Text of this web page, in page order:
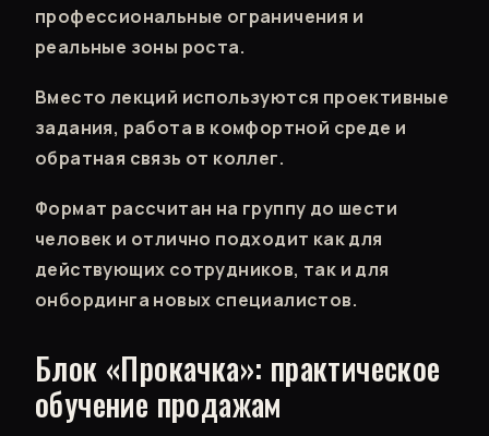
профессиональные ограничения и
реальные зоны роста.
Вместо лекций используются проективные
задания, работа в комфортной среде и
обратная связь от коллег.
Формат рассчитан на группу до шести
человек и отлично подходит как для
действующих сотрудников, так и для
онбординга новых специалистов.
Блок «Прокачка»: практическое
обучение продажам